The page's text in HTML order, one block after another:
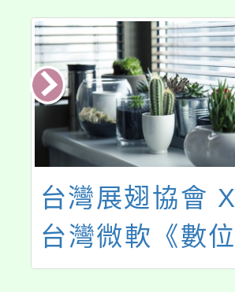
台灣展翅協會 X
台灣微軟《數位
素養與網路安